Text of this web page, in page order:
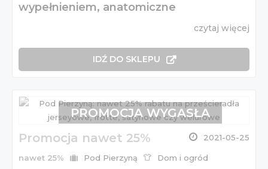
wypełnieniem, anatomiczne
czytaj więcej
IDŹ DO SKLEPU
Promocja nawet 25% 2021-05-25
nawet 25% Pod Pierzyną Dom i ogród
PROMOCJA WYGASŁA